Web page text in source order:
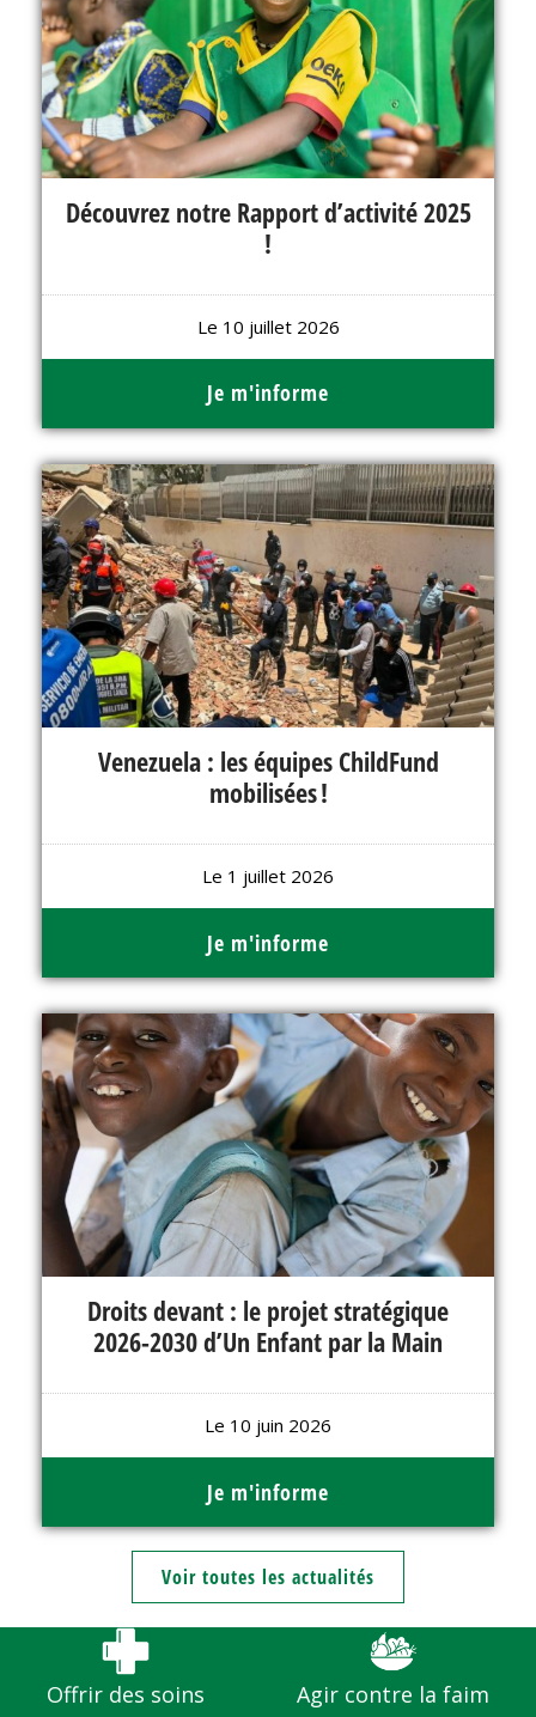
ont des
vous aussi !
Découvrez notre Rapport d’activité 2025
!
Le 10 juillet 2026
Je m'informe
Venezuela : les équipes ChildFund
mobilisées !
Le 1 juillet 2026
Je m'informe
Droits devant : le projet stratégique
2026-2030 d’Un Enfant par la Main
Le 10 juin 2026
Je m'informe
Voir toutes les actualités
Offrir des soins Agir contre la faim